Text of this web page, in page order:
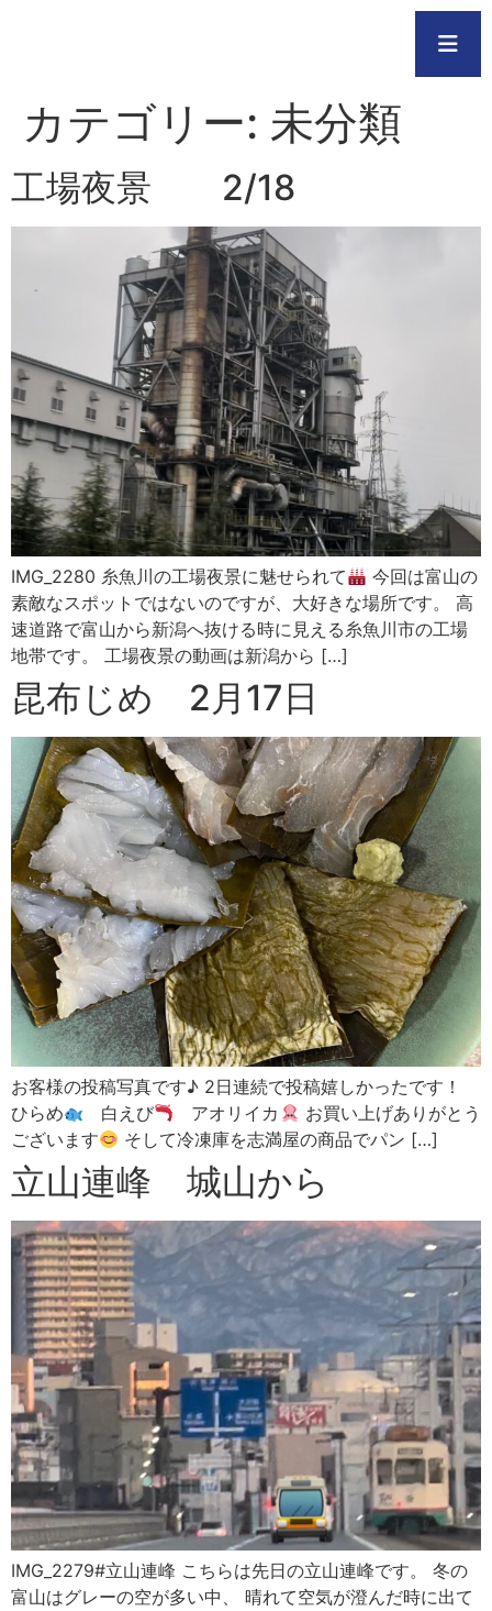
カテゴリー: 未分類
工場夜景 2/18
IMG_2280 糸魚川の工場夜景に魅せられて
今回は富山の
素敵なスポットではないのですが、大好きな場所です。 高
速道路で富山から新潟へ抜ける時に見える糸魚川市の工場
地帯です。 工場夜景の動画は新潟から […]
昆布じめ 2月17日
お客様の投稿写真です♪ 2日連続で投稿嬉しかったです！
ひらめ
白えび アオリイカ
お買い上げありがとう
ございます
そして冷凍庫を志満屋の商品でパン […]
立山連峰 城山から
IMG_2279#立山連峰 こちらは先日の立山連峰です。 冬の
富山はグレーの空が多い中、 晴れて空気が澄んだ時に出て